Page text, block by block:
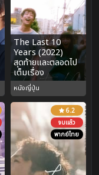
The Last 10
Years (2022)
สุดท้ายและตลอดไป
เต็มเรื่อง
หนังญี่ปุ่น
6.2
จบแล้ว
พากย์ไทย